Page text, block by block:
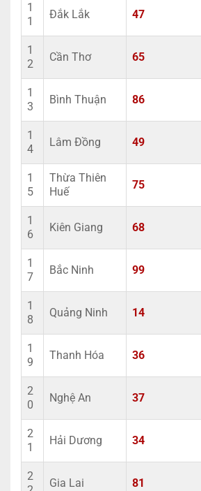
1
1
Đắk Lắk 47
1
2
Cần Thơ 65
1
3
Bình Thuận 86
1
4
Lâm Đồng 49
1
5
Thừa Thiên
Huế
75
1
6
Kiên Giang 68
1
7
Bắc Ninh 99
1
8
Quảng Ninh 14
1
9
Thanh Hóa 36
2
0
Nghệ An 37
2
1
Hải Dương 34
2
Gia Lai 81